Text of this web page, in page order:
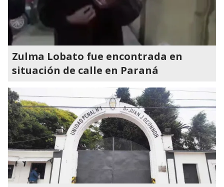
Zulma Lobato fue encontrada en
situación de calle en Paraná